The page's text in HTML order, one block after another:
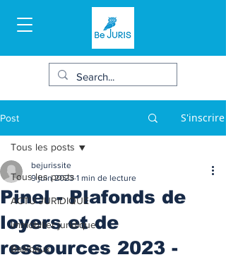
Post S'inscrire
Tous les posts
ACTU JURIDIQUE
Immobilier juridique
Bail/baux
Tous les posts
Pinel - Plafonds de
loyers et de
ressources 2023 -
bejurissite
9 juin 2023 1 min de lecture